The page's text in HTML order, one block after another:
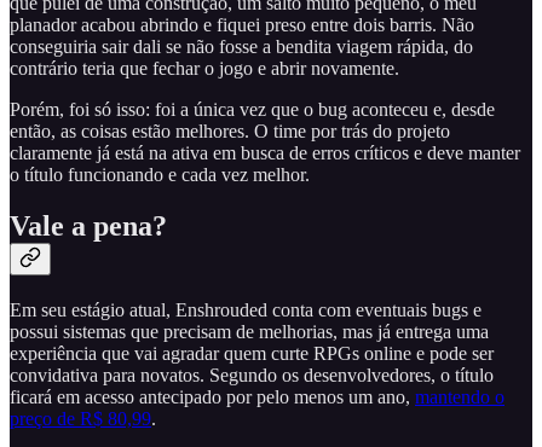
planador acabou abrindo e fiquei preso entre dois barris. Não
conseguiria sair dali se não fosse a bendita viagem rápida, do
contrário teria que fechar o jogo e abrir novamente.
Porém, foi só isso: foi a única vez que o bug aconteceu e, desde
então, as coisas estão melhores. O time por trás do projeto
claramente já está na ativa em busca de erros críticos e deve manter
o título funcionando e cada vez melhor.
Vale a pena?
Em seu estágio atual, Enshrouded conta com eventuais bugs e
possui sistemas que precisam de melhorias, mas já entrega uma
experiência que vai agradar quem curte RPGs online e pode ser
convidativa para novatos. Segundo os desenvolvedores, o título
ficará em acesso antecipado por pelo menos um ano, mantendo o
preço de R$ 80,99.